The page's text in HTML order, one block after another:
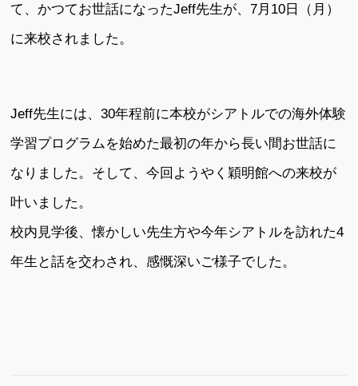
て、かつてお世話になったJeff先生が、7月10日（月）
に来校されました。
Jeff先生には、30年程前に本校がシアトルでの海外体験
学習プログラムを始めた最初の年から長い間お世話に
なりました。そして、今回ようやく穎明館への来校が
叶いました。
校内見学後、懐かしい先生方や今年シアトルを訪れた4
年生と話を交わされ、感慨深いご様子でした。